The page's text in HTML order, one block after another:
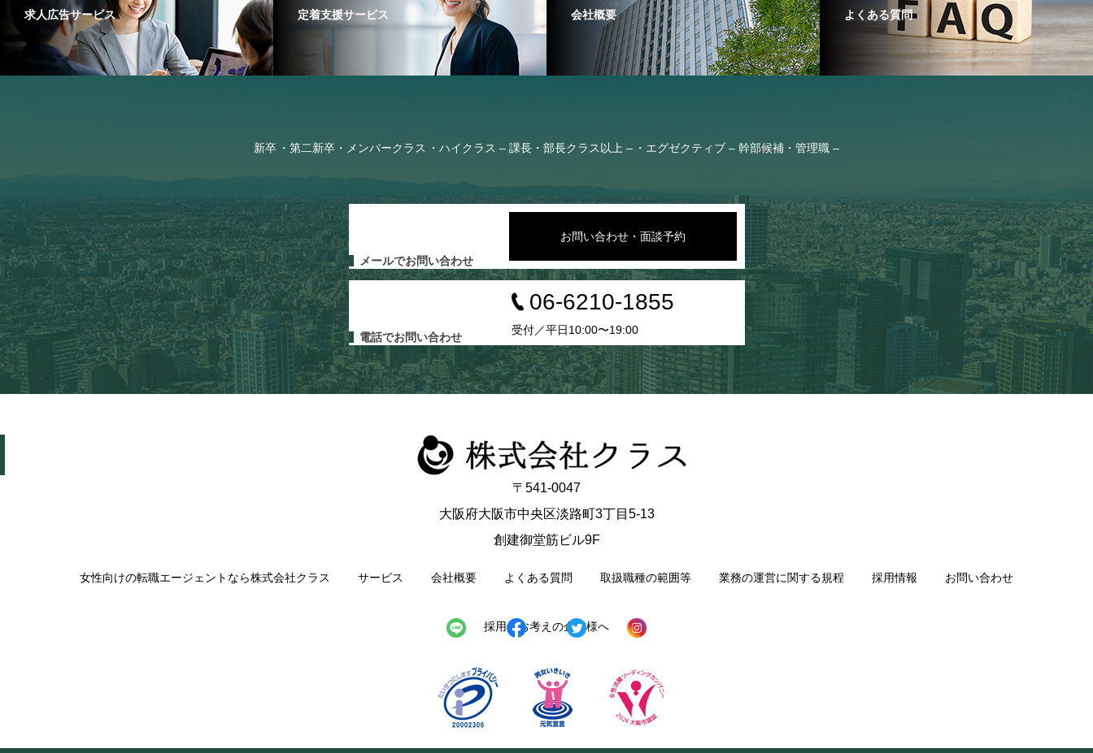
求人広告サービス 定着支援サービス 会社概要 よくある質問
新卒 第二新卒・メンバークラス ハイクラス – 課長・部長クラス以上 – エグゼクティブ – 幹部候補・管理職 –
メールでお問い合わせ
お問い合わせ・面談予約
電話でお問い合わせ
06-6210-1855
受付／平日10:00〜19:00
〒541-0047
大阪府大阪市中央区淡路町3丁目5-13
創建御堂筋ビル9F
女性向けの転職エージェントなら株式会社クラス サービス 会社概要 よくある質問 取扱職種の範囲等 業務の運営に関する規程 採用情報 お問い合わせ
採用をお考えの企業様へ